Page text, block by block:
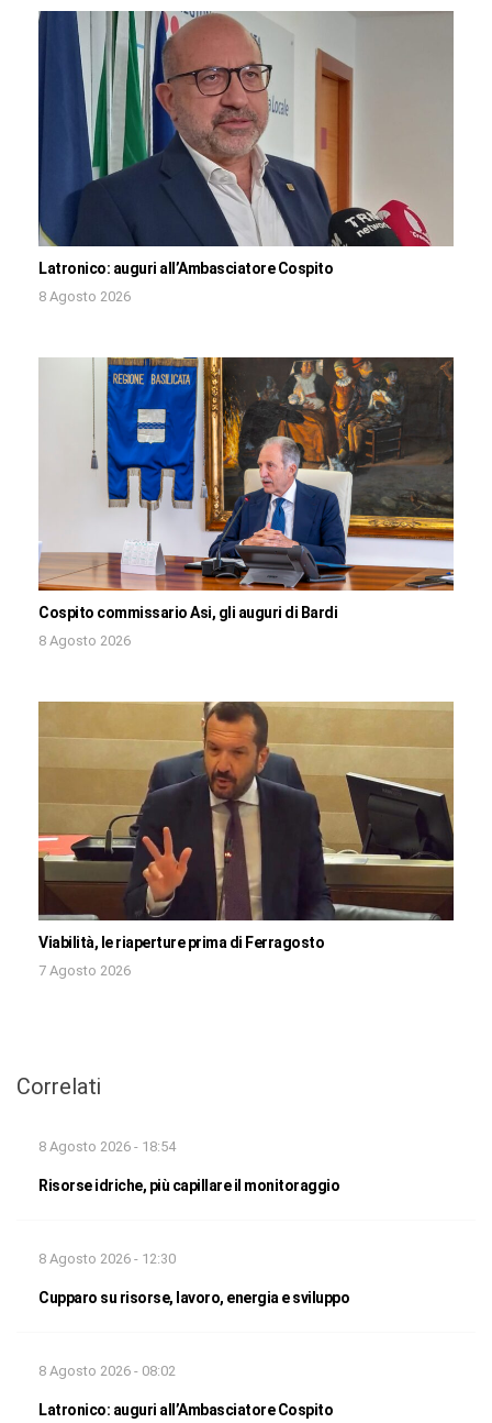
Latronico: auguri all’Ambasciatore Cospito
8 Agosto 2026
Cospito commissario Asi, gli auguri di Bardi
8 Agosto 2026
Viabilità, le riaperture prima di Ferragosto
7 Agosto 2026
Correlati
8 Agosto 2026 - 18:54
Risorse idriche, più capillare il monitoraggio
8 Agosto 2026 - 12:30
Cupparo su risorse, lavoro, energia e sviluppo
8 Agosto 2026 - 08:02
Latronico: auguri all’Ambasciatore Cospito